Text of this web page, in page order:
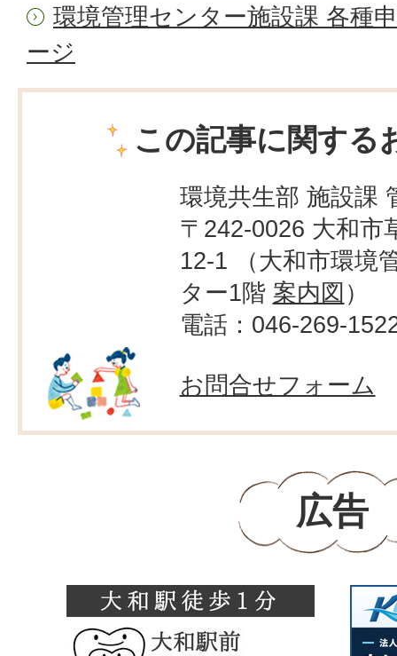
環境管理センター施設課 各種
ージ
この記事に関する
環境共生部 施設課
〒242-0026 大和市
12-1 （大和市環境
ター1階 案内図 ）
電話：046-269-
お問合せフォーム
広告